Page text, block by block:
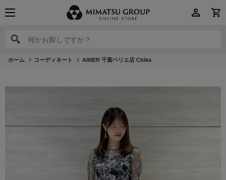
何かお探しですか？
何かお探しですか？
ホーム コーディネート AIMER 千葉ペリエ店 Chika